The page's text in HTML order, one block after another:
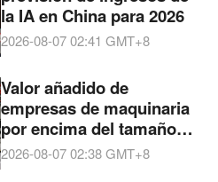
la IA en China para 2026
2026-08-07 02:41 GMT+8
Valor añadido de
empresas de maquinaria
por encima del tamaño
designado en el país
2026-08-07 02:38GMT+8